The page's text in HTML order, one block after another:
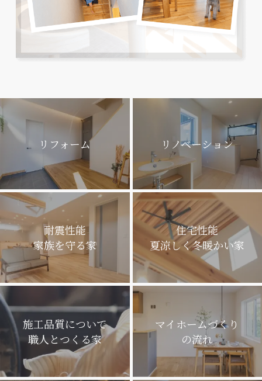
リフォーム リノベーション
耐震性能
家族を守る家
住宅性能
夏涼しく冬暖かい家
施工品質について
職人とつくる家
マイホームづくり
の流れ